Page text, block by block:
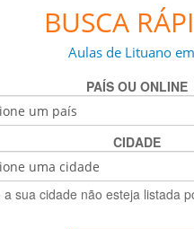
BUSCA
Aulas de Lituano
PAÍS OU ONLINE
CIDADE
a sua cidade não esteja listada